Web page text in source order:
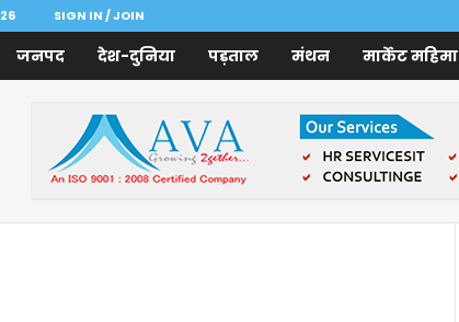
SIGN IN / JOIN
जनपद देश-दुनिया पड़ताल मंथन मार्केट महिमा